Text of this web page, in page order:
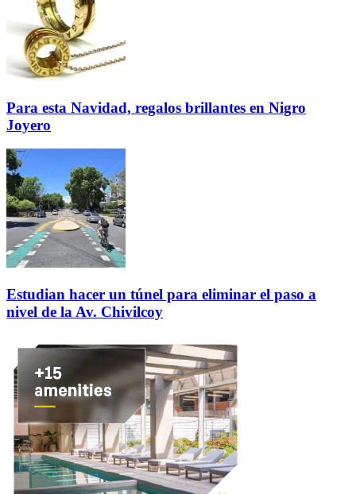
Para esta Navidad, regalos brillantes en Nigro
Joyero
Estudian hacer un túnel para eliminar el paso a
nivel de la Av. Chivilcoy